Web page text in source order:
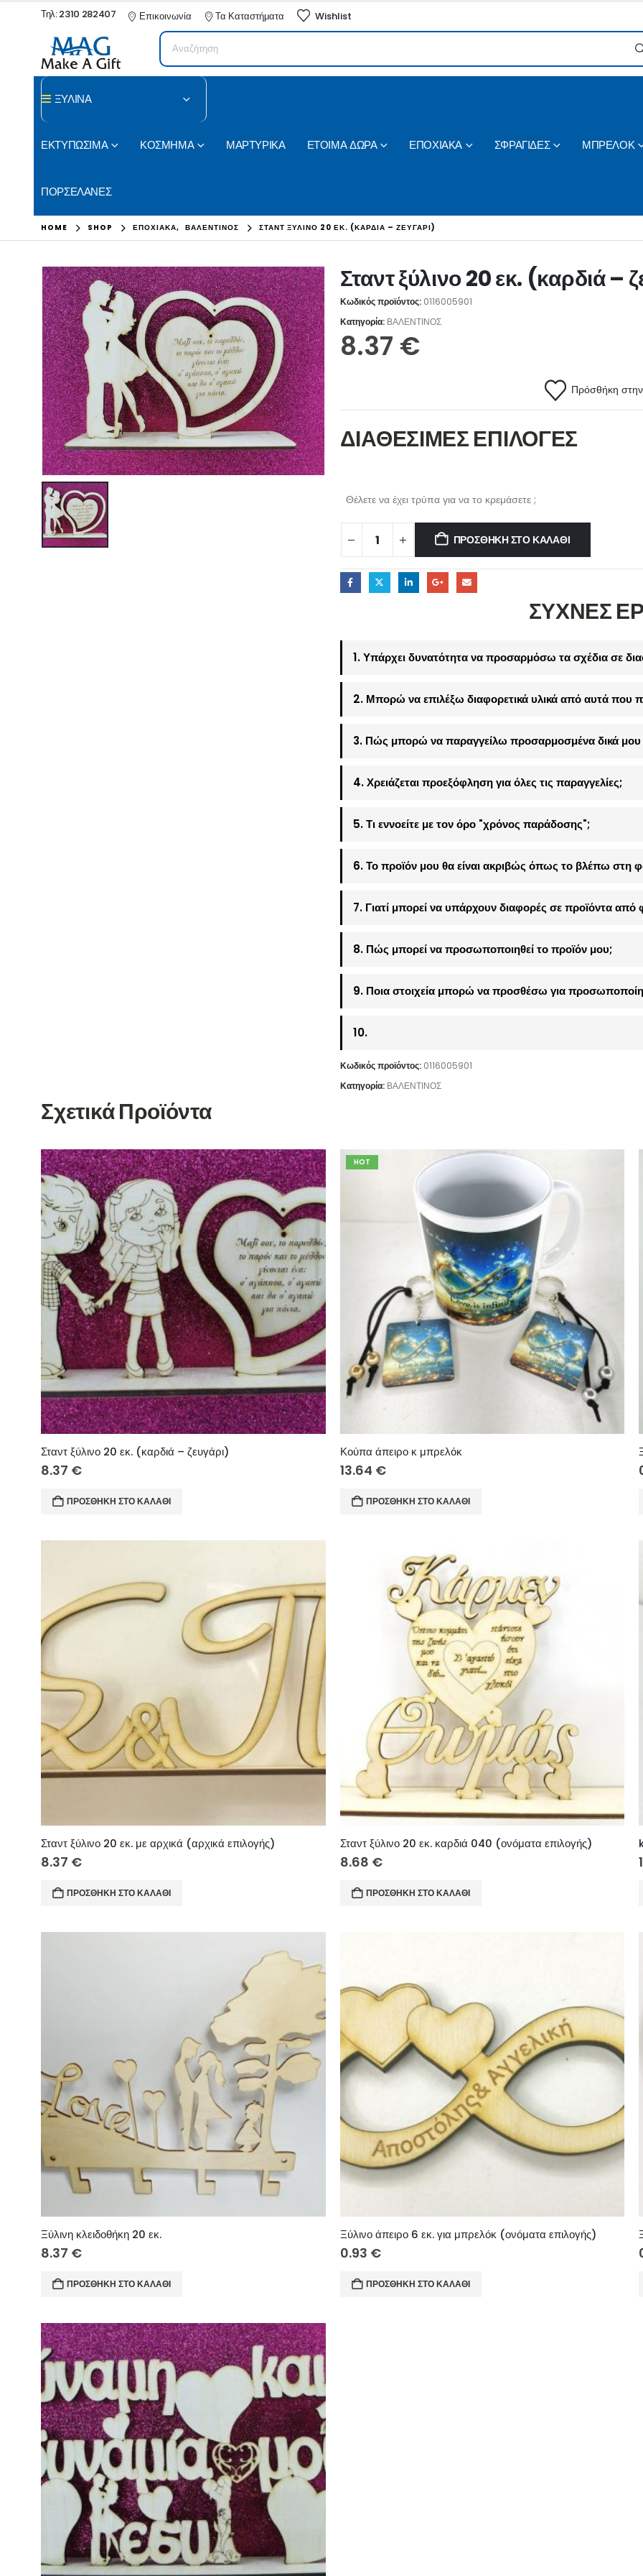
Τηλ: 2310 282407 Επικοινωνία Τα Καταστήματα Wishlist
ΞΥΛΙΝΑ
ΕΚΤΥΠΩΣΙΜΑ ΚΟΣΜΗΜΑ ΜΑΡΤΥΡΙΚΑ ΕΤΟΙΜΑ ΔΩΡΑ ΕΠΟΧΙΑΚΑ ΣΦΡΑΓΙΔΕΣ ΜΠΡΕΛΟΚ
ΠΟΡΣΕΛΑΝΕΣ
HOME SHOP ΕΠΟΧΙΑΚΑ, ΒΑΛΕΝΤΙΝΟΣ ΣΤΑΝΤ ΞΎΛΙΝΟ 20 ΕΚ. (ΚΑΡΔΙΆ – ΖΕΥΓΆΡΙ)
Σταντ ξύλινο 20 εκ. (καρδιά –
Κωδικός προϊόντος: 0116005901
Κατηγορία: ΒΑΛΕΝΤΙΝΟΣ
8.37 €
Πρόσθήκη στην
ΔΙΑΘΕΣΙΜΕΣ ΕΠΙΛΟΓΕΣ
Θέλετε να έχει τρύπα για να το κρεμάσετε ;
ΠΡΟΣΘΉΚΗ ΣΤΟ ΚΑΛΆΘΙ
ΣΥΧΝΕΣ
1. Υπάρχει δυνατότητα να προσαρμόσω τα σχέδια σε
2. Μπορώ να επιλέξω διαφορετικά υλικά από αυτά που
3. Πώς μπορώ να παραγγείλω προσαρμοσμένα δικά μου
4. Χρειάζεται προεξόφληση για όλες τις παραγγελίες;
5. Τι εννοείτε με τον όρο "χρόνος παράδοσης";
6. Το προϊόν μου θα είναι ακριβώς όπως το βλέπω στη
7. Γιατί μπορεί να υπάρχουν διαφορές σε προϊόντα από
8. Πώς μπορεί να προσωποποιηθεί το προϊόν μου;
9. Ποια στοιχεία μπορώ να προσθέσω για
10.
Κωδικός προϊόντος: 0116005901
Κατηγορία: ΒΑΛΕΝΤΙΝΟΣ
Σχετικά Προϊόντα
Σταντ ξύλινο 20 εκ. (καρδιά – ζευγάρι)
8.37 €
ΠΡΟΣΘΉΚΗ ΣΤΟ ΚΑΛΆΘΙ
HOT
Κούπα άπειρο κ μπρελόκ
13.64 €
ΠΡΟΣΘΉΚΗ ΣΤΟ ΚΑΛΆΘΙ
Σταντ ξύλινο 20 εκ. με αρχικά (αρχικά επιλογής)
8.37 €
ΠΡΟΣΘΉΚΗ ΣΤΟ ΚΑΛΆΘΙ
Σταντ ξύλινο 20 εκ. καρδιά 040 (ονόματα επιλογής)
8.68 €
ΠΡΟΣΘΉΚΗ ΣΤΟ ΚΑΛΆΘΙ
Ξύλινη κλειδοθήκη 20 εκ.
8.37 €
ΠΡΟΣΘΉΚΗ ΣΤΟ ΚΑΛΆΘΙ
Ξύλινο άπειρο 6 εκ. για μπρελόκ (ονόματα επιλογής)
0.93 €
ΠΡΟΣΘΉΚΗ ΣΤΟ ΚΑΛΆΘΙ